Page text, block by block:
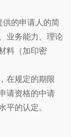
的申请人的简
业务能力、理论
料（加印密
在规定的期限
请资格的中请
的认定。